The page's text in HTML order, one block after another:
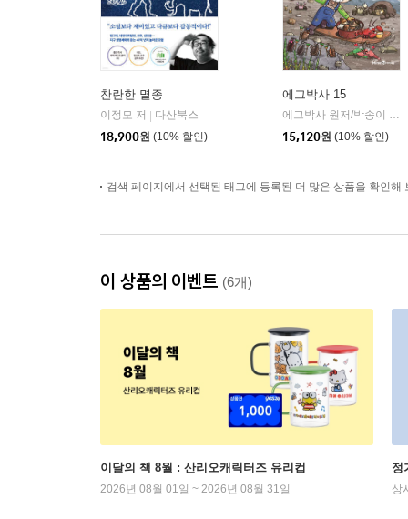
찬란한 멸종
이정모 저
다산북스
18,900원 (10% 할인)
에그박사 15
에그박사 원저/박송이 글/홍종현 그림/주세종 감수
15,120원 (10% 할인)
검색 페이지에서 선택된 태그에 등록된 더 많은 상품을 확인해
이 상품의 이벤트 (6개)
이달의 책 8월 : 산리오캐릭터즈 유리컵
2026년 08월 01일 ~ 2026년 08월 31일
정
상